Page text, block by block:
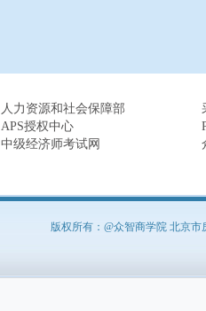
人力资源和社会保障部
APS授权中心
中级经济师考试网
版权所有：@众智商学院 北京